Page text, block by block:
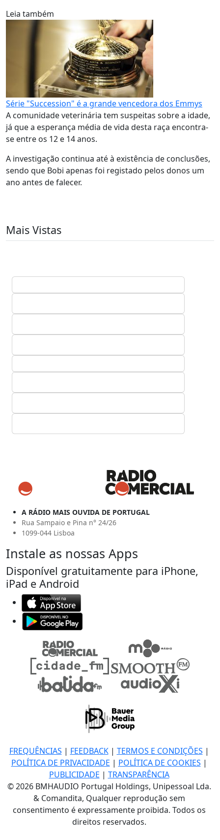
Leia também
Série "Succession" é a grande vencedora dos Emmys
A comunidade veterinária tem suspeitas sobre a idade,
já que a esperança média de vida desta raça encontra-
se entre os 12 e 14 anos.
A investigação continua até à existência de conclusões,
sendo que Bobi apenas foi registado pelos donos um
ano antes de falecer.
Mais Vistas
A RÁDIO MAIS OUVIDA DE PORTUGAL
Rua Sampaio e Pina n° 24/26
1099-044 Lisboa
Instale as nossas Apps
Disponível gratuitamente para iPhone,
iPad e Android
FREQUÊNCIAS | FEEDBACK| TERMOS E CONDIÇÕES |
POLÍTICA DE PRIVACIDADE | POLÍTICA DE COOKIES |
PUBLICIDADE | TRANSPARÊNCIA
© 2026 BMHAUDIO Portugal Holdings, Unipessoal Lda.
& Comandita, Qualquer reprodução sem
consentimento é expressamente proibida. Todos os
direitos reservados.